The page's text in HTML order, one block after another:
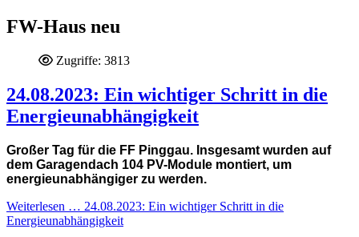
FW-Haus neu
Zugriffe: 3813
24.08.2023: Ein wichtiger Schritt in die
Energieunabhängigkeit
Großer Tag für die FF Pinggau. Insgesamt wurden auf
dem Garagendach 104 PV-Module montiert, um
energieunabhängiger zu werden.
Weiterlesen … 24.08.2023: Ein wichtiger Schritt in die
Energieunabhängigkeit